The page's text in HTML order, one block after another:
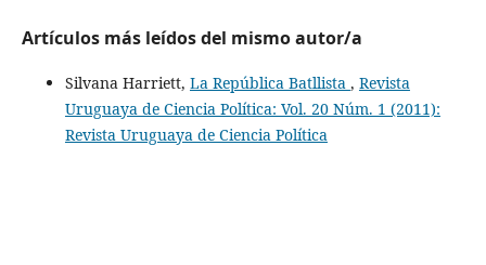
Artículos más leídos del mismo autor/a
Silvana Harriett, La República Batllista , Revista
Uruguaya de Ciencia Política: Vol. 20 Núm. 1 (2011):
Revista Uruguaya de Ciencia Política